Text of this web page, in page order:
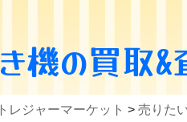
機の買取
レジャーマーケット > 売りた